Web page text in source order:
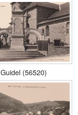
Guidel (56520)